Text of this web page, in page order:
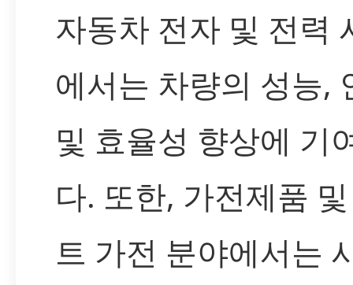
자동차 전자 및 전력
에서는 차량의 성능,
및 효율성 향상에 기
다. 또한, 가전제품
트 가전 분야에서는